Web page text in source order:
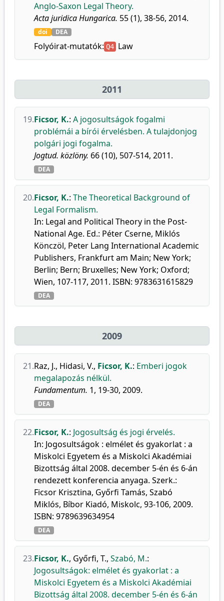
Anglo-Saxon Legal Theory.
Acta juridica Hungarica. 55 (1), 38-56, 2014.
doi DEA
Folyóirat-mutatók: Q4 Law
2011
19.Ficsor, K.: A jogosultságok fogalmi
problémái a bírói érvelésben. A tulajdonjog
polgári jogi fogalma.
Jogtud. közlöny. 66 (10), 507-514, 2011.
DEA
20.Ficsor, K.: The Theoretical Background of
Legal Formalism.
In: Legal and Political Theory in the Post-
National Age. Ed.: Péter Cserne, Miklós
Könczöl, Peter Lang International Academic
Publishers, Frankfurt am Main; New York;
Berlin; Bern; Bruxelles; New York; Oxford;
Wien, 107-117, 2011. ISBN: 9783631615829
DEA
2009
21.Raz, J., Hidasi, V., Ficsor, K.: Emberi jogok
megalapozás nélkül.
Fundamentum. 1, 19-30, 2009.
DEA
22.Ficsor, K.: Jogosultság és jogi érvelés.
In: Jogosultságok : elmélet és gyakorlat : a
Miskolci Egyetem és a Miskolci Akadémiai
Bizottság által 2008. december 5-én és 6-án
rendezett konferencia anyaga. Szerk.:
Ficsor Krisztina, Győrfi Tamás, Szabó
Miklós, Bíbor Kiadó, Miskolc, 93-106, 2009.
ISBN: 9789639634954
DEA
23.Ficsor, K., Győrfi, T., Szabó, M.:
Jogosultságok: elmélet és gyakorlat : a
Miskolci Egyetem és a Miskolci Akadémiai
Bizottság által 2008. december 5-én és 6-án